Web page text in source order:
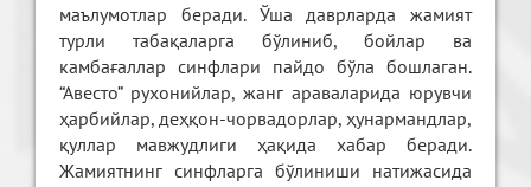
маълумотлар беради. Ўша даврларда жамият
турли табақаларга бўлиниб, бойлар ва
камбағаллар синфлари пайдо бўла бошлаган.
“Авесто” рухонийлар, жанг араваларида юрувчи
ҳарбийлар, деҳқон-чорвадорлар, ҳунармандлар,
қуллар мавжудлиги ҳақида хабар беради.
Жамиятнинг синфларга бўлиниши натижасида